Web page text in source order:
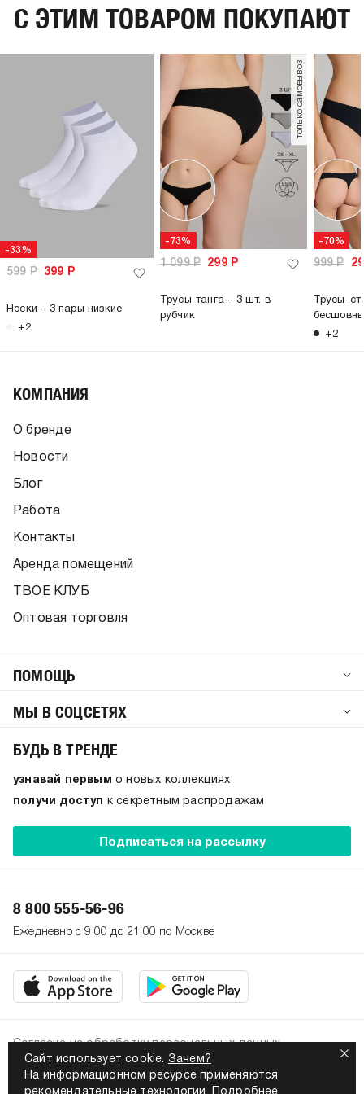
C ЭТИМ ТОВАРОМ ПОКУПАЮТ
-33%
599Р 399 Р
Носки - 3 пары низкие
+2
-73%
только самовывоз
1 099Р 299Р
Трусы-танга - 3 шт. в
рубчик
-70%
999Р
Трусы-
+2
Сайт использует cookie. Зачем?
На информационном ресурсе применяются
КОМПАНИЯ
О бренде
Новости
Блог
Работа
Контакты
Аренда помещений
ТВОЕ КЛУБ
Оптовая торговля
ПОМОЩЬ
МЫ В СОЦСЕТЯХ
БУДЬ В ТРЕНДЕ
узнавай первым о новых коллекциях
получи доступ
к секретным распродажам
Подписаться на рассылку
8 800 555-56-96
Ежедневно с 9:00 до 21:00 по Москве
2026. Все права защищены
Политика конфиденциальности
Согласие на обработку персональных данных